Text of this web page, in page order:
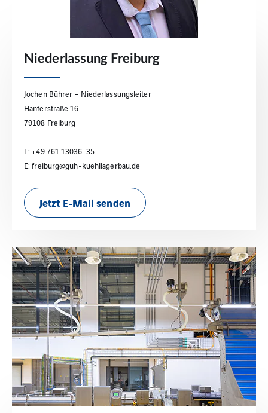
Niederlassung Freiburg
Jochen Bührer – Niederlassungsleiter
Hanferstraße 16
79108 Freiburg
T: +49 761 13036-35
E: freiburg@guh-kuehllagerbau.de
Jetzt E-Mail senden